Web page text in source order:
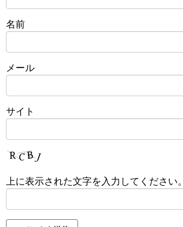
名前
メール
サイト
上に表示された文字を入力してください。